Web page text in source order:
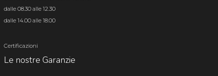
dalle 08.30 alle 12.30
dalle 14.00 alle 18.00
Certificazioni
Le nostre Garanzie